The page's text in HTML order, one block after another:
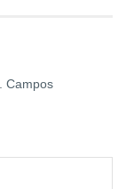
Campos